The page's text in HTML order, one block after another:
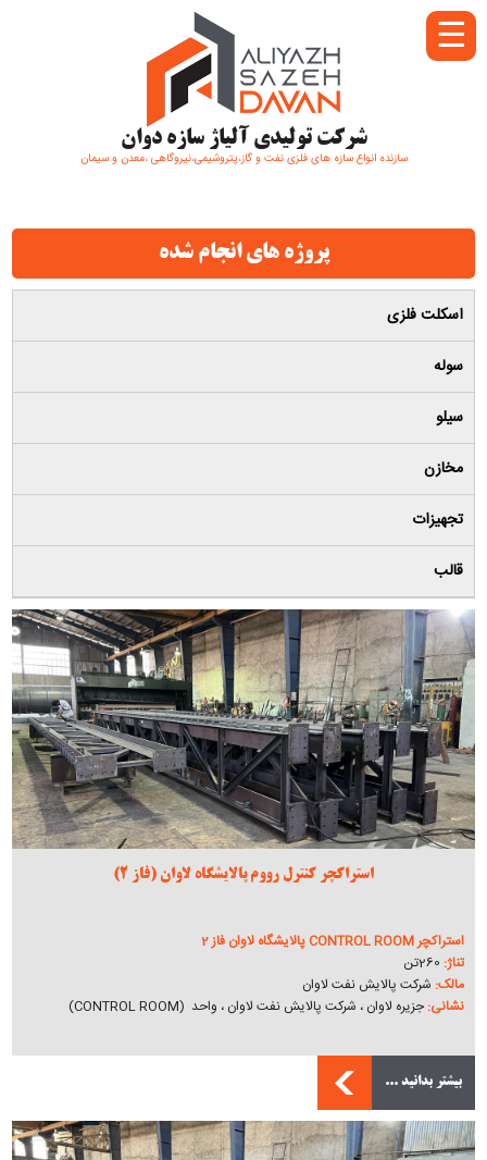
شرکت تولیدی آلیاژ سازه دوان
سازنده انواع سازه های فلزی نفت و گاز،پتروشیمی،نیروگاهی ،معدن و سیمان
☰
پروژه های انجام شده
اسکلت فلزی
سوله
سیلو
مخازن
تجهیزات
قالب
استراکچر کنترل رووم پالایشگاه لاوان (فاز 2)
استراکچر CONTROL ROOM پالایشگاه لاوان فاز 2
تناژ: 260تن
مالک: شرکت پالایش نفت لاوان
نشانی:جزیره لاوان ، شرکت پالایش نفت لاوان ، واحد (CONTROL ROOM)
بیشتر بدانید ...